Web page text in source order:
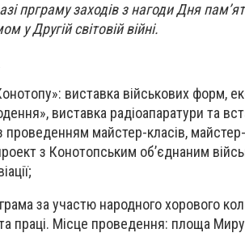
прграму заходів з нагоди Дня
у Другій світовій війні.
виставка військових форм,
виставка радіоапаратури та
проведенням майстер-класів,
з Конотопським об’єднаним
за участю народного хорового
праці. Місце проведення: площа